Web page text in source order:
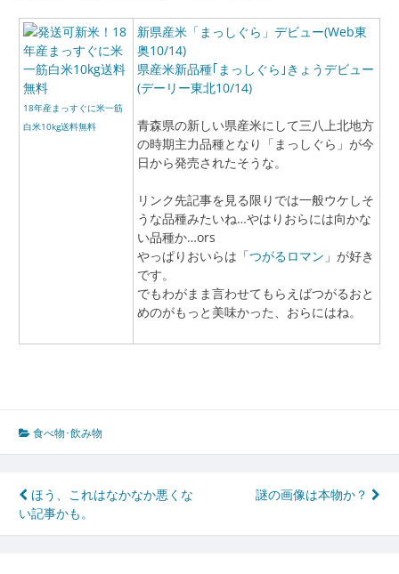
18年産まっすぐに米一筋
白米10kg送料無料
新県産米「まっしぐら」デビュー(Web東
奥10/14)
県産米新品種｢まっしぐら｣きょうデビュー
(デーリー東北10/14)
青森県の新しい県産米にして三八上北地方
の時期主力品種となり「まっしぐら」が今
日から発売されたそうな。
リンク先記事を見る限りでは一般ウケしそ
うな品種みたいね…やはりおらには向かな
い品種か…ors
やっぱりおいらは「つがるロマン 」が好き
です。
でもわがまま言わせてもらえばつがるおと
めのがもっと美味かった、おらにはね。
食べ物･飲み物
投
稿
ほう、これはなかなか悪くな
い記事かも。
謎の画像は本物か？